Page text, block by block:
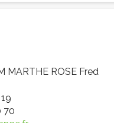
MARTHE ROSE Fred
70